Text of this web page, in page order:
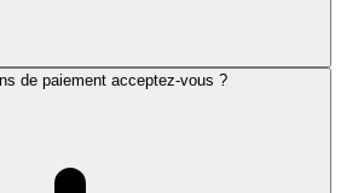
de paiement acceptez-vous ?